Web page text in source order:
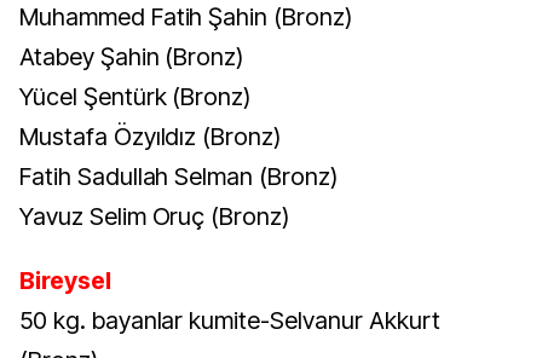
Muhammed Fatih Şahin (Bronz)
Atabey Şahin (Bronz)
Yücel Şentürk (Bronz)
Mustafa Özyıldız (Bronz)
Fatih Sadullah Selman (Bronz)
Yavuz Selim Oruç (Bronz)
Bireysel
50 kg. bayanlar kumite-Selvanur Akkurt